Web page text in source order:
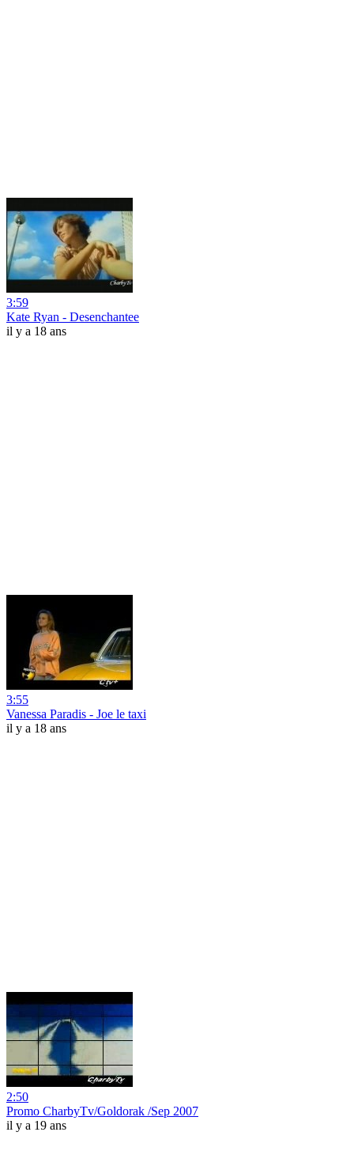
3:59
Kate Ryan - Desenchantee
il y a 18 ans
3:55
Vanessa Paradis - Joe le taxi
il y a 18 ans
2:50
Promo CharbyTv/Goldorak /Sep 2007
il y a 19 ans